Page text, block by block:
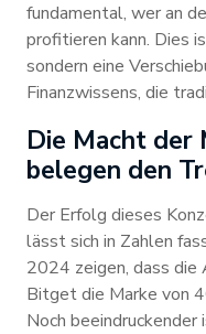
fundamental, wer an
profitieren kann. Dies
sondern eine
Finanzwissens, die
Die Macht der
belegen den
Der Erfolg dieses
lässt sich in Zahlen
2024 zeigen, dass die
Bitget die Marke von
Noch